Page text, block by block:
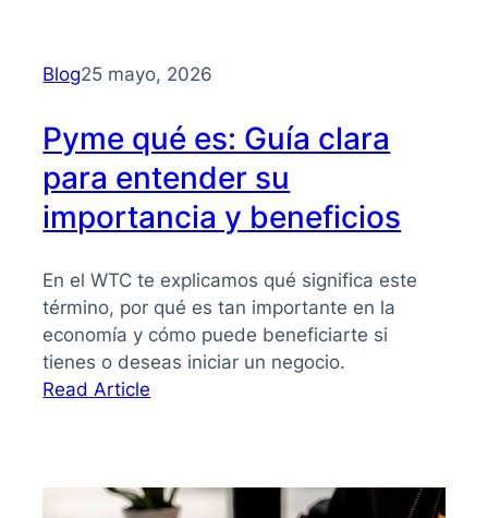
para
PYMES
Blog25 mayo, 2026
Pyme qué es: Guía clara
para entender su
importancia y beneficios
En el WTC te explicamos qué significa este
término, por qué es tan importante en la
economía y cómo puede beneficiarte si
tienes o deseas iniciar un negocio.
Read Article
Guía